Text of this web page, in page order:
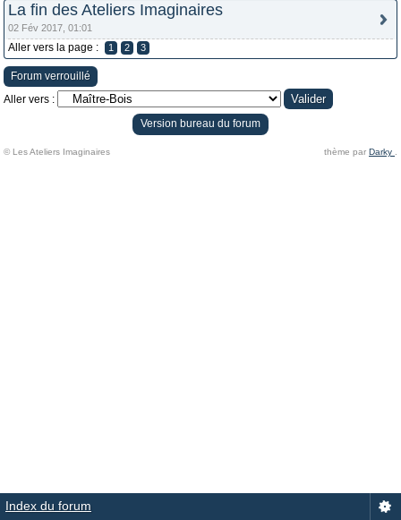
La fin des Ateliers Imaginaires
02 Fév 2017, 01:01
Aller vers la page : 1 2 3
Forum verrouillé
Aller vers :
Version bureau du forum
© Les Ateliers Imaginaires thème par Darky
Index du forum